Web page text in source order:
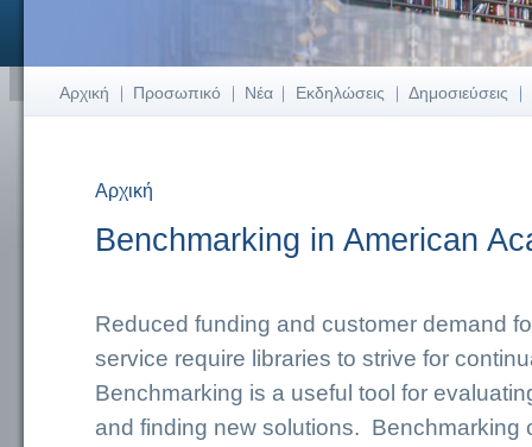
Αρχική Προσωπικό Νέα Εκδηλώσεις Δημοσιεύσεις
Είστε εδώ
Αρχική
Benchmarking in American
Reduced funding and customer demand
service require libraries to strive for
Benchmarking is a useful tool for
and finding new solutions. Benchmarking